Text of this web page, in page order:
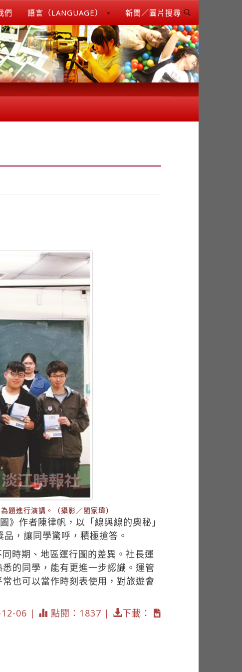
們 語言（LANGUAGE） 新聞／圖片搜尋
題進行演講。（攝影／閩家瑋）
》作者陳律帆，以「線與線的奧秘」
，讓同學驚呼，積極搶答。
時期、地區運行圖的差異。社長運
的同學，能有更進一步認識。運管
也可以當作時刻表使用，對旅遊會
12-06 | 點閱：1837 | 下載：